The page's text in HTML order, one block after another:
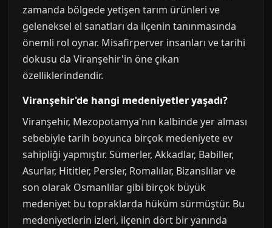
zamanda bölgede yetişen tarım ürünleri ve
geleneksel el sanatları da ilçenin tanınmasında
önemli rol oynar. Misafirperver insanları ve tarihi
dokusu da Viranşehir'in öne çıkan
özelliklerindendir.
Viranşehir'de hangi medeniyetler yaşadı?
Viranşehir, Mezopotamya'nın kalbinde yer alması
sebebiyle tarih boyunca birçok medeniyete ev
sahipliği yapmıştır. Sümerler, Akkadlar, Babiller,
Asurlar, Hititler, Persler, Romalılar, Bizanslılar ve
son olarak Osmanlılar gibi birçok büyük
medeniyet bu topraklarda hüküm sürmüştür. Bu
medeniyetlerin izleri, ilçenin dört bir yanında